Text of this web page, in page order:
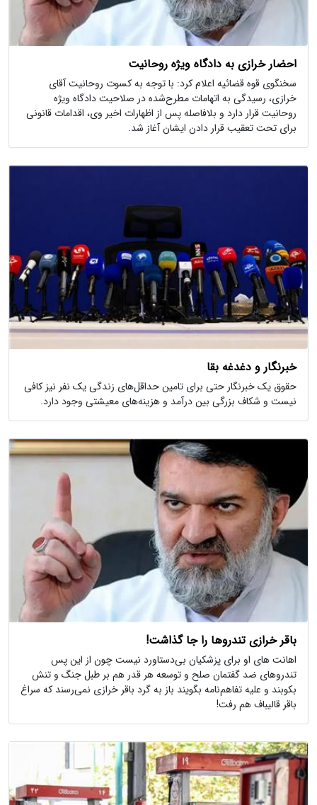
احضار خرازی به دادگاه ویژه روحانیت
سخنگوی قوه قضائیه اعلام کرد: با توجه به کسوت روحانیت آقای
خرازی، رسیدگی به اتهامات مطرح‌شده در صلاحیت دادگاه ویژه
روحانیت قرار دارد و بلافاصله پس از اظهارات اخیر وی، اقدامات قانونی
برای تحت تعقیب قرار دادن ایشان آغاز شد.
خبرنگار و دغدغه بقا
حقوق یک خبرنگار حتی برای تامین حداقل‌های زندگی یک نفر نیز کافی
نیست و شکاف بزرگی بین درآمد و هزینه‌های معیشتی وجود دارد.
باقر خرازی تندروها را جا گذاشت!
اهانت های او برای پزشکیان بی‌دستاورد نیست چون از این پس
تندروهای ضد گفتمان صلح و توسعه هر قدر هم بر طبل جنگ و تنش
بکوبند و علیه تفاهم‌نامه بگویند باز به گرد باقر خرازی نمی‌رسند که سراغ
باقر قالیباف هم رفت!